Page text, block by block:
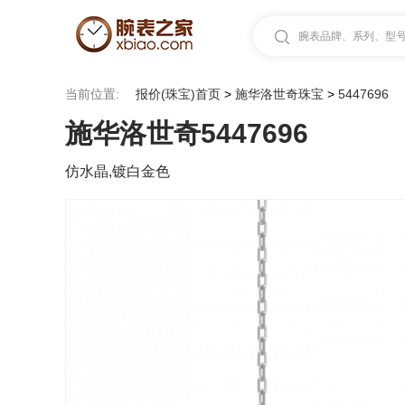
腕表品牌、系列、型
当前位置: 报价(珠宝)首页 > 施华洛世奇珠宝 > 5447696
施华洛世奇5447696
仿水晶,镀白金色